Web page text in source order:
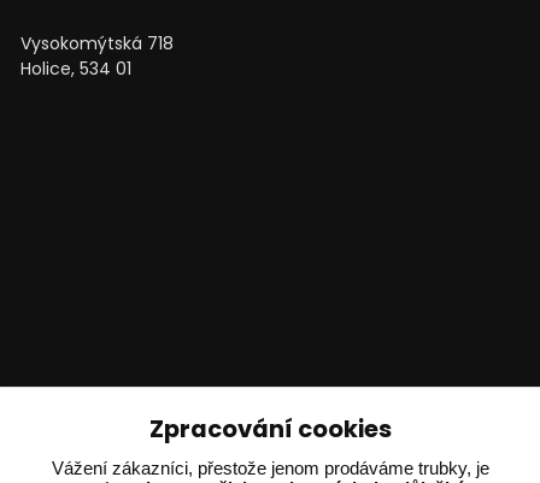
Vysokomýtská 718
Holice, 534 01
Ing. Adam Dvořák
Zpracování cookies
Vážení zákazníci, přestože jenom prodáváme trubky, je